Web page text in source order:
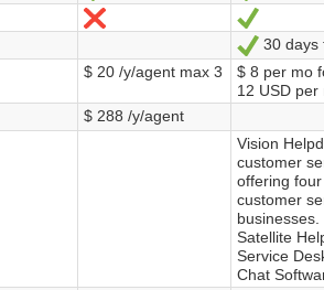
No
Sí
Sí
30 days
$ 20 /y/agent max 3
$ 8 per mo
12 USD per
$ 288 /y/agent
Vision
customer
offering
customer
Satellite
Service
Chat